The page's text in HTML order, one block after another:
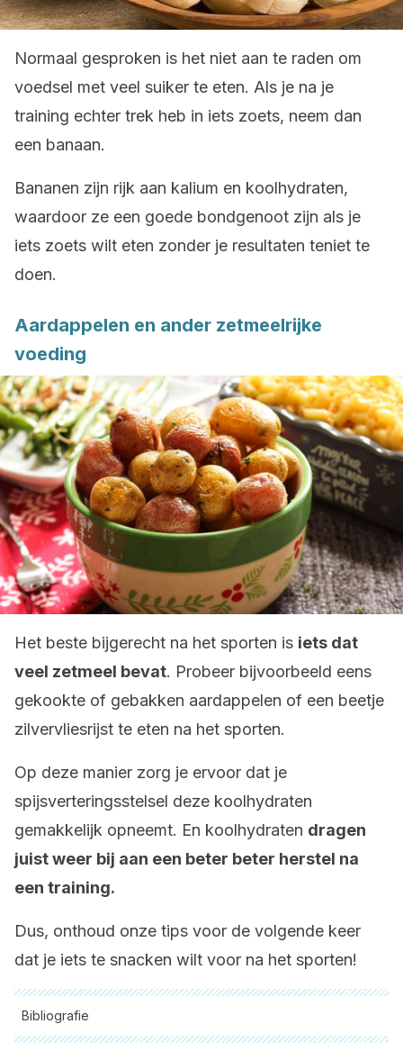
Normaal gesproken is het niet aan te raden om
voedsel met veel suiker te eten. Als je na je
training echter trek heb in iets zoets, neem dan
een banaan.
Bananen zijn rijk aan kalium en koolhydraten,
waardoor ze een goede bondgenoot zijn als je
iets zoets wilt eten zonder je resultaten teniet te
doen.
Aardappelen en ander zetmeelrijke
voeding
Het beste bijgerecht na het sporten is iets dat
veel zetmeel bevat. Probeer bijvoorbeeld eens
gekookte of gebakken aardappelen of een beetje
zilvervliesrijst te eten na het sporten.
Op deze manier zorg je ervoor dat je
spijsverteringsstelsel deze koolhydraten
gemakkelijk opneemt. En koolhydraten dragen
juist weer bij aan een beter beter herstel na
een training.
Dus, onthoud onze tips voor de volgende keer
dat je iets te snacken wilt voor na het sporten!
Bibliografie
Alle aangehaalde bronnen zijn grondig gecontroleerd door